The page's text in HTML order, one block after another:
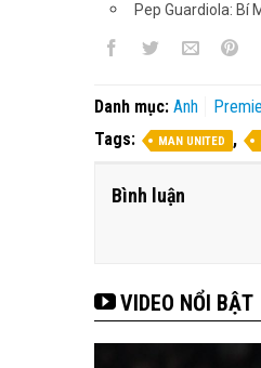
Pep Guardiola: Bí
Danh mục: Anh
Tags:
MAN UNITED ,
Bình luận
VIDEO NỔI BẬT